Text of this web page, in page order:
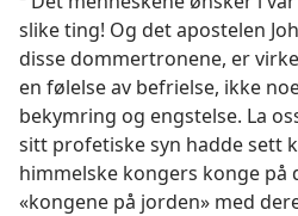
slike ting! Og det apostelen
disse dommertronene, er
en følelse av befrielse, ikke
bekymring og engstelse. La
sitt profetiske syn hadde sett
himmelske kongers konge på
«kongene på jorden» med